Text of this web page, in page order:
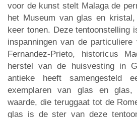
voor de kunst stelt Malaga de
het Museum van glas en
keer tonen. Deze tentoonstelling
inspanningen van de particuliere
Fernandez-Prieto, historicus
herstel van de huisvesting in
antieke heeft samengesteld
exemplaren van glas en glas,
waarde, die teruggaat tot de
glas is de ster van deze